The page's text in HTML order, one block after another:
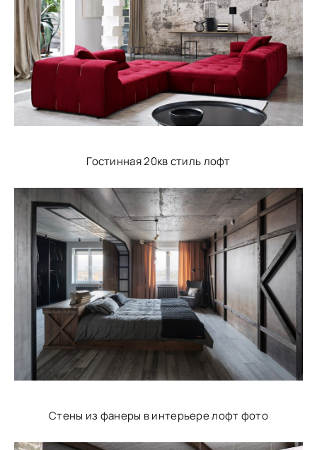
Гостинная 20кв стиль лофт
Стены из фанеры в интерьере лофт фото